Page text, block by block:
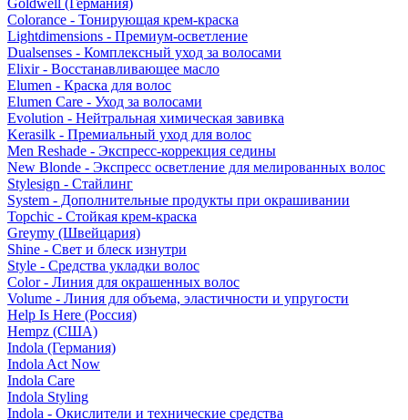
Goldwell (Германия)
Colorance - Тонирующая крем-краска
Lightdimensions - Премиум-осветление
Dualsenses - Комплексный уход за волосами
Elixir - Восстанавливающее масло
Elumen - Краска для волос
Elumen Care - Уход за волосами
Evolution - Нейтральная химическая завивка
Kerasilk - Премиальный уход для волос
Men Reshade - Экспресс-коррекция седины
New Blonde - Экспресс осветление для мелированных волос
Stylesign - Стайлинг
System - Дополнительные продукты при окрашивании
Topchic - Стойкая крем-краска
Greymy (Швейцария)
Shine - Свет и блеск изнутри
Style - Средства укладки волос
Color - Линия для окрашенных волос
Volume - Линия для объема, эластичности и упругости
Help Is Here (Россия)
Hempz (США)
Indola (Германия)
Indola Act Now
Indola Care
Indola Styling
Indola - Окислители и технические средства